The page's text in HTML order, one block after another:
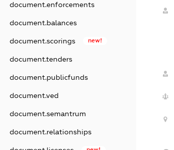
document.enforcements
document.balances
document.scorings new!
document.tenders
document.publicfunds
document.ved
document.semantrum
document.relationships